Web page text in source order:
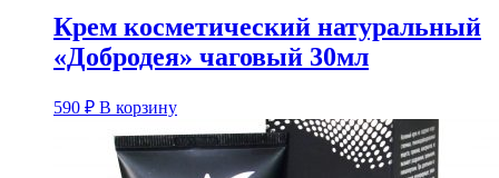
Крем косметический натуральный
«Добродея» чаговый 30мл
590 ₽ В корзину